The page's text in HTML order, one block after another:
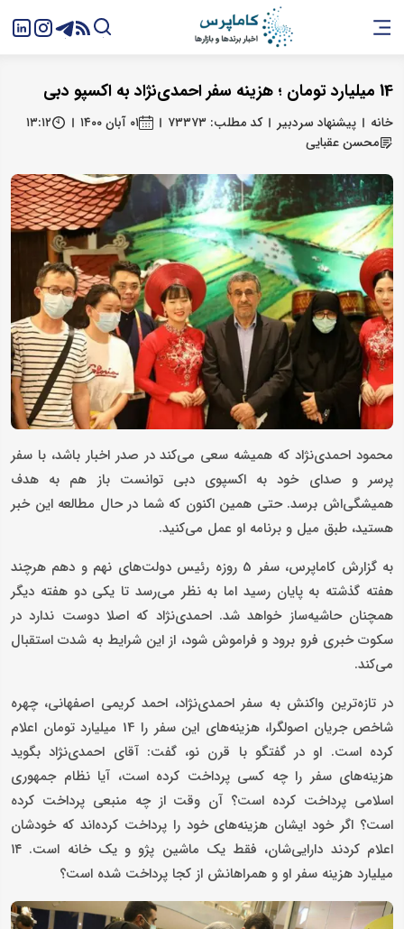
14 میلیارد تومان ؛ هزینه سفر احمدی‌نژاد به اکسپو دبی
خانه پیشنهاد سردبیر کد مطلب: ۷۳۳۷۳ ۰۱ آبان ۱۴۰۰
۱۳:۱۲
محسن عقبایی
محمود احمدی‌نژاد که همیشه سعی می‌کند در صدر اخبار باشد، با سفر
پرسر و صدای خود به اکسپوی دبی توانست باز هم به هدف
همیشگی‌اش برسد. حتی همین اکنون که شما در حال مطالعه این خبر
هستید، طبق میل و برنامه او عمل می‌کنید.
به گزارش کاماپرس، سفر 5 روزه رئیس دولت‌های نهم و دهم هرچند
هفته گذشته به پایان رسید اما به نظر می‌رسد تا یکی دو هفته دیگر
همچنان حاشیه‌ساز خواهد شد. احمدی‌نژاد که اصلا دوست ندارد در
سکوت خبری فرو برود و فراموش شود، از این شرایط به شدت استقبال
می‌کند.
در تازه‌ترین واکنش به سفر احمدی‌نژاد، احمد کریمی اصفهانی، چهره
شاخص جریان اصولگرا، هزینه‌های این سفر را 14 میلیارد تومان اعلام
کرده است. او در گفتگو با قرن نو، گفت: آقای احمدی‌نژاد بگوید
هزینه‌های سفر را چه کسی پرداخت کرده است، آیا نظام جمهوری
اسلامی پرداخت کرده است؟ آن وقت از چه منبعی پرداخت کرده
است؟ اگر خود ایشان هزینه‌های خود را پرداخت کرده‌اند که خودشان
اعلام کردند دارایی‌شان، فقط یک ماشین پژو و یک خانه است. ۱۴
میلیارد هزینه سفر او و همراهانش از کجا پرداخت شده است؟